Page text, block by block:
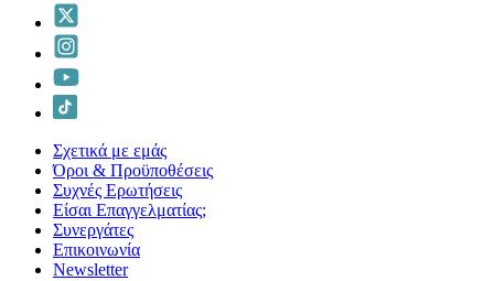
Σχετικά με εμάς
Όροι & Προϋποθέσεις
Συχνές Ερωτήσεις
Είσαι Επαγγελματίας;
Συνεργάτες
Επικοινωνία
Νewsletter